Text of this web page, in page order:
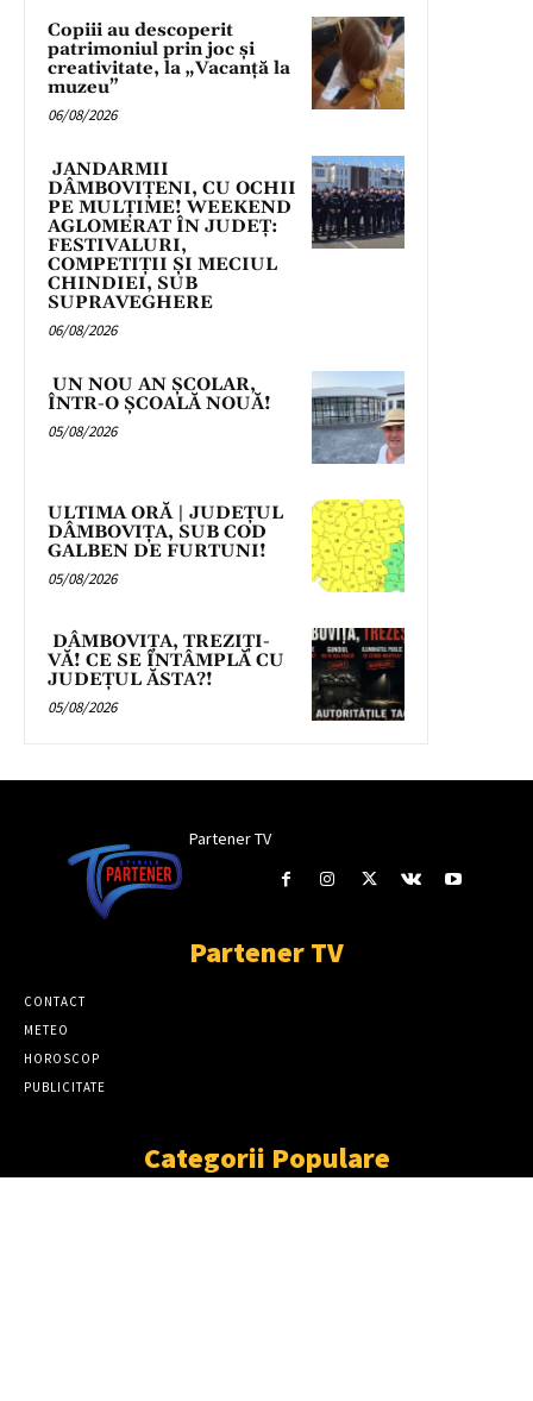
Copiii au descoperit
patrimoniul prin joc și
creativitate, la „Vacanță la
muzeu”
06/08/2026
JANDARMII
DÂMBOVIȚENI, CU OCHII
PE MULȚIME! WEEKEND
AGLOMERAT ÎN JUDEȚ:
FESTIVALURI,
COMPETIȚII ȘI MECIUL
CHINDIEI, SUB
SUPRAVEGHERE
06/08/2026
UN NOU AN ȘCOLAR,
ÎNTR-O ȘCOALĂ NOUĂ!
05/08/2026
ULTIMA ORĂ | JUDEȚUL
DÂMBOVIȚA, SUB COD
GALBEN DE FURTUNI!
05/08/2026
DÂMBOVIȚA, TREZIȚI-
VĂ! CE SE ÎNTÂMPLĂ CU
JUDEȚUL ĂSTA?!
05/08/2026
Partener TV
Partener TV
CONTACT
METEO
HOROSCOP
PUBLICITATE
Categorii Populare